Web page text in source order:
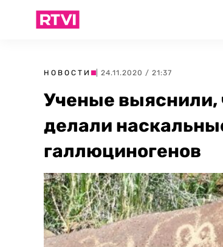
НОВОСТИ | 24.11.2020 / 21:37
Ученые
делали
галлюциногенов